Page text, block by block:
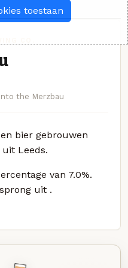
Into the Merzbau
bier gebrouwen
uit Leeds.
van 7.0%.
uit .
toestaan